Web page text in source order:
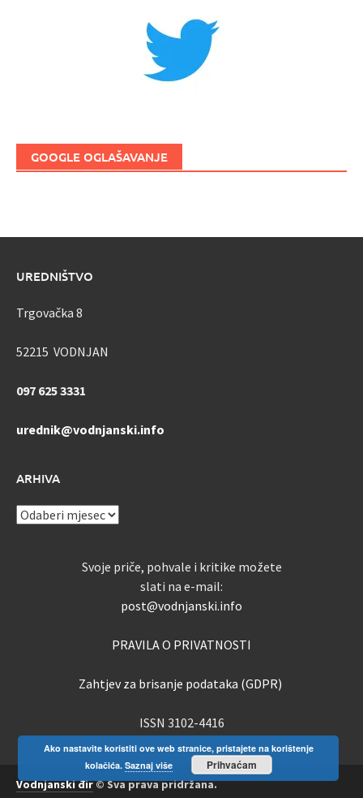
GOOGLE OGLAŠAVANJE
UREDNIŠTVO
Trgovačka 8
52215 VODNJAN
097 625 3331
urednik@vodnjanski.info
ARHIVA
ARHIVA
Svoje priče, pohvale i kritike možete
slati na e-mail:
post@vodnjanski.info
PRAVILA O PRIVATNOSTI
Zahtjev za brisanje podataka (GDPR)
ISSN 3102-4416
Vodnjanski đir© Sva prava pridržana.
Ako nastavite koristiti ove web stranice, pristajete na korištenje
kolačića. Saznaj više Prihvaćam